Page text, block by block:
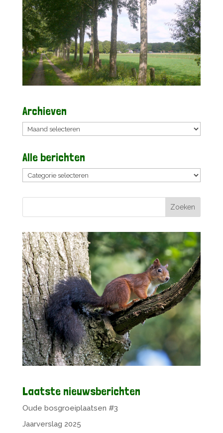
Archieven
Archieven
Alle berichten
Alle
Laatste nieuwsberichten
Oude bosgroeiplaatsen #3
Jaarverslag 2025